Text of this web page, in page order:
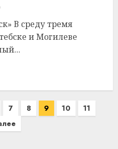
В среду тремя
и Могилеве
7 8 9 10
11